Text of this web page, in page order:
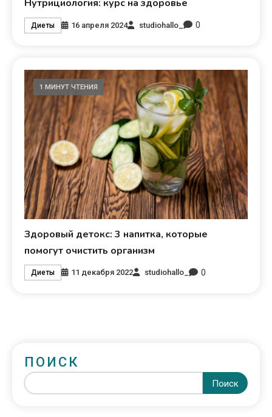
Нутрициология: курс на здоровье
Диеты 16 апреля 2024 studiohallo_ 0
1 МИНУТ ЧТЕНИЯ
Здоровый детокс: 3 напитка, которые
помогут очистить организм
Диеты 11 декабря 2022 studiohallo_ 0
ПОИСК
Поиск